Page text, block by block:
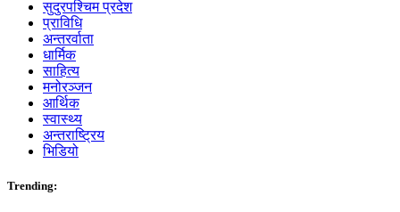
सुदुरपश्चिम प्रदेश
प्राविधि
अन्तरर्वाता
धार्मिक
साहित्य
मनोरञ्जन
आर्थिक
स्वास्थ्य
अन्तराष्ट्रिय
भिडियो
Trending: